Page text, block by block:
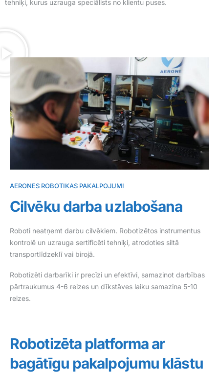
tehniķi, kurus uzrauga speciālists no klientu puses.
AERONES ROBOTIKAS PAKALPOJUMI
Cilvēku darba uzlabošana
Roboti neatņemt darbu cilvēkiem. Robotizētos instrumentus
kontrolē un uzrauga sertificēti tehniķi, atrodoties siltā
transportlīdzeklī vai birojā.
Robotizēti darbarīki ir precīzi un efektīvi, samazinot darbības
pārtraukumus 4-6 reizes un dīkstāves laiku samazina 5-10
reizes.
Robotizēta platforma ar
bagātīgu pakalpojumu klāstu